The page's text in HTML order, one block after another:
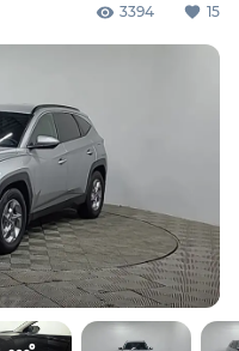
3394 15
Aster Check
об автомобиле:
осмотров,
РК и РФ
1000₸